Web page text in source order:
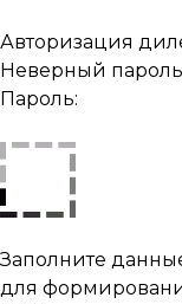
Авторизация
Неверный пароль
Пароль:
Заполните
для